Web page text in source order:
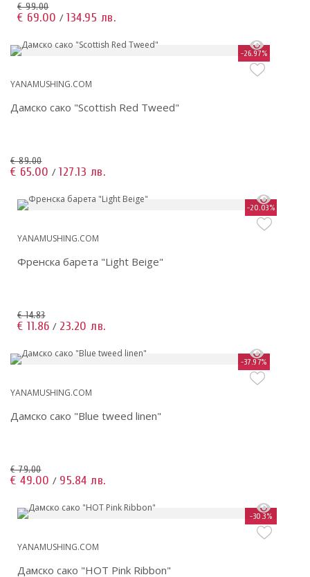
€ 99.00
€ 69.00 / 134.95 лв.
-26.97%
YANAMUSHING.COM
Дамско сако "Scottish Red Tweed"
€ 89.00
€ 65.00 / 127.13 лв.
-20.03%
YANAMUSHING.COM
Френска барета "Light Beige"
€ 14.83
€ 11.86 / 23.20 лв.
-37.97%
YANAMUSHING.COM
Дамско сако "Blue tweed linen"
€ 79.00
€ 49.00 / 95.84 лв.
-30.3%
YANAMUSHING.COM
Дамско сако "HOT Pink Ribbon"